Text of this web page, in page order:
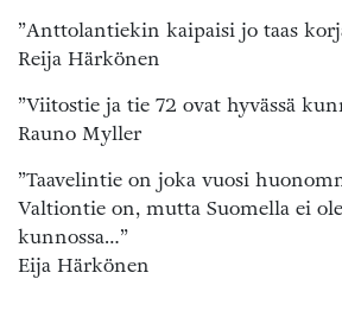
”Anttolantiekin kaipaisi jo taas
Reija Härkönen
”Viitostie ja tie 72 ovat hyvässä
Rauno Myller
”Taavelintie on joka vuosi
Valtiontie on, mutta Suomella ei
kunnossa…”
Eija Härkönen